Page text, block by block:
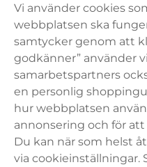
Behöver du
08
Mån-Tor 8.00-17.00 | Fre
Vi använder cookies
webbplatsen ska
samtycker genom att
godkänner” använder
samarbetspartners
en personlig
hur webbplatsen
annonsering och för
Du kan när som helst
via cookieinställningar.